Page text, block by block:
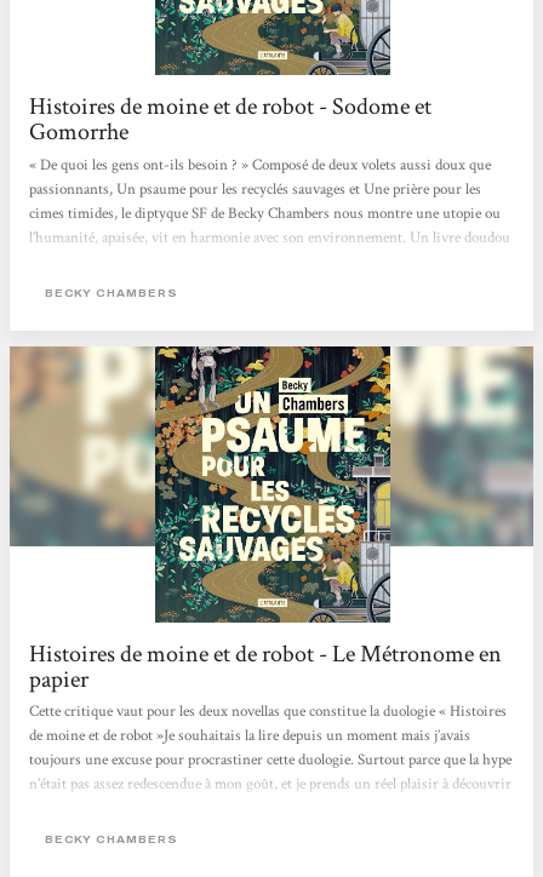
Histoires de moine et de robot - Sodome et
Gomorrhe
« De quoi les gens ont-ils besoin ? » Composé de deux volets aussi doux que
passionnants, Un psaume pour les recyclés sauvages et Une prière pour les
cimes timides, le diptyque SF de Becky Chambers nous montre une utopie ou
l’humanité, apaisée, vit en harmonie avec son environnement. Un livre doudou
où concurrence et compétition guident bon nombre de nos interactions.
entre eux et avec leur environnement. Dans ce monde apaisé,...
BECKY CHAMBERS
Histoires de moine et de robot - Le Métronome en
papier
Cette critique vaut pour les deux novellas que constitue la duologie « Histoires
de moine et de robot »Je souhaitais la lire depuis un moment mais j’avais
toujours une excuse pour procrastiner cette duologie. Surtout parce que la hype
n’était pas assez redescendue à mon goût, et je prends un réel plaisir à découvrir
).C’était aussi une grande première pour moi car j’avais beau entendre souvent
BECKY CHAMBERS